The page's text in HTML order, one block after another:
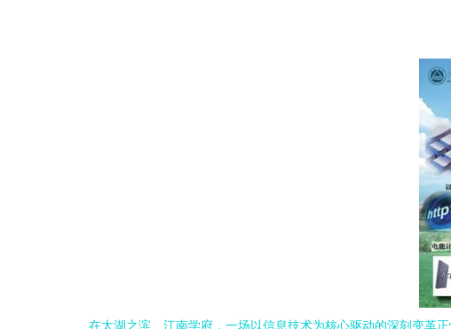
在太湖之滨、江南学府，一场以信息技术为核心驱动的深刻变革